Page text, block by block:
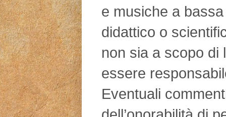
e musiche a
didattico o
non sia a scopo di
essere
Eventuali